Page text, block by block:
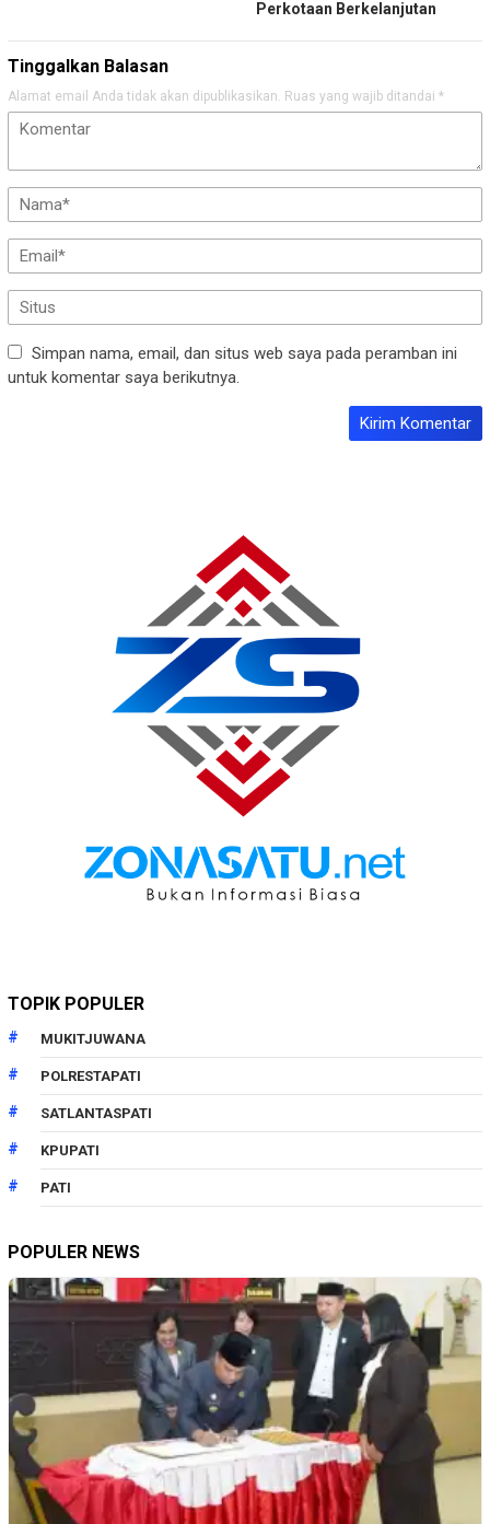
Perkotaan Berkelanjutan
Tinggalkan Balasan
Alamat email Anda tidak akan dipublikasikan. Ruas yang wajib ditandai *
Simpan nama, email, dan situs web saya pada peramban ini
untuk komentar saya berikutnya.
TOPIK POPULER
MUKITJUWANA
POLRESTAPATI
SATLANTASPATI
KPUPATI
PATI
POPULER NEWS